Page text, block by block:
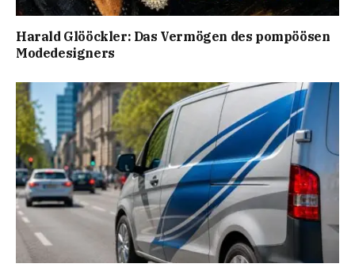
Harald Glööckler: Das Vermögen des pompöösen
Modedesigners